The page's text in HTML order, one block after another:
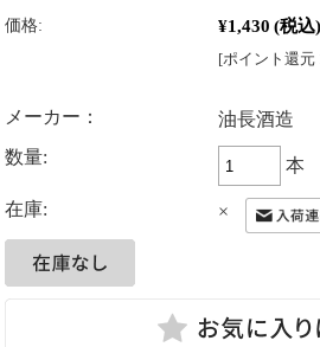
価格: ¥1,430 (税込)
[ポイント還元
メーカー：
油長酒造
数量:
本
在庫: ×